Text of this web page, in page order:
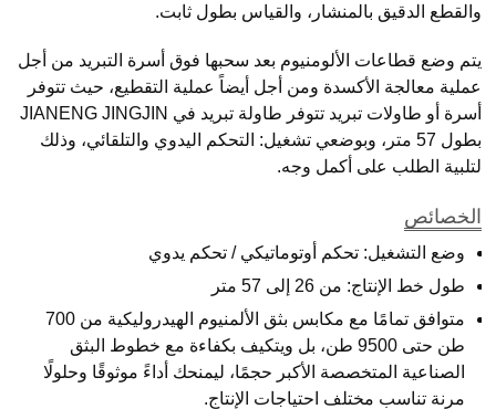
والقطع الدقيق بالمنشار، والقياس بطول ثابت.
يتم وضع قطاعات الألومنيوم بعد سحبها فوق أسرة التبريد من أجل
عملية معالجة الأكسدة ومن أجل أيضاً عملية التقطيع، حيث تتوفر
أسرة أو طاولات تبريد تتوفر طاولة تبريد في JIANENG JINGJIN
بطول 57 متر، وبوضعي تشغيل: التحكم اليدوي والتلقائي، وذلك
لتلبية الطلب على أكمل وجه.
الخصائص
وضع التشغيل: تحكم أوتوماتيكي / تحكم يدوي
طول خط الإنتاج: من 26 إلى 57 متر
متوافق تمامًا مع مكابس بثق الألمنيوم الهيدروليكية من 700
طن حتى 9500 طن، بل ويتكيف بكفاءة مع خطوط البثق
الصناعية المتخصصة الأكبر حجمًا، ليمنحك أداءً موثوقًا وحلولًا
مرنة تناسب مختلف احتياجات الإنتاج.